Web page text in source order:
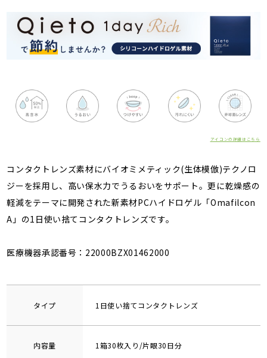
アイコンの詳細はこちら
コンタクトレンズ素材にバイオミメティック(生体模倣)テクノロ
ジーを採用し、高い保水力でうるおいをサポート。更に乾燥感の
軽減をテーマに開発された新素材PCハイドロゲル「Omafilcon
A」の1日使い捨てコンタクトレンズです。
医療機器承認番号：22000BZX01462000
タイプ 1日使い捨てコンタクトレンズ
内容量 1箱30枚入り/片眼30日分